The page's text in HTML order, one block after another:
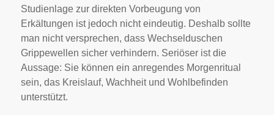
Studienlage zur direkten Vorbeugung von
Erkältungen ist jedoch nicht eindeutig. Deshalb sollte
man nicht versprechen, dass Wechselduschen
Grippewellen sicher verhindern. Seriöser ist die
Aussage: Sie können ein anregendes Morgenritual
sein, das Kreislauf, Wachheit und Wohlbefinden
unterstützt.